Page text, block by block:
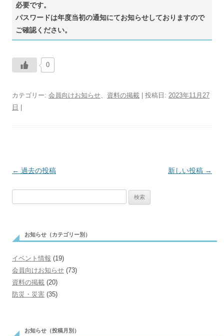
必要です。
パスワードは年度当初の通知にてお知らせしておりますので
ご確認ください。
0
カテゴリー: 会員向けお知らせ 資料の掲載 | 投稿日: 2023年11月27
日 |
投
ー
シ
ョ
ン
← 過去の投稿 新しい投稿 →
索:
お知らせ（カテゴリー別）
イベント情報 (19)
会員向けお知らせ (73)
資料の掲載 (20)
防災・災害 (35)
お知らせ（投稿月別）